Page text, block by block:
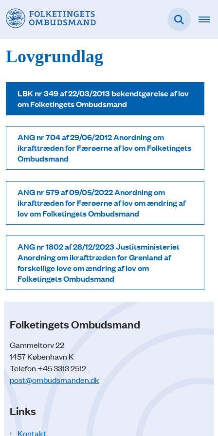
Lovgrundlag
LBK nr 349 af 22/03/2013 bekendtgørelse af lov
om Folketingets Ombudsmand
ANG nr 704 af 29/06/2012 Anordning om
ikrafttræden for Færøerne af lov om Folketingets
Ombudsmand
ANG nr 579 af 09/05/2022 Anordning om
ikrafttræden for Færøerne af lov om ændring af
lov om Folketingets Ombudsmand
ANG nr 1802 af 28/12/2023 Justitsministeriet
Anordning om ikrafttræden for Grønland af
forskellige love om ændring af lov om
Folketingets Ombudsmand
Folketingets Ombudsmand
Gammeltorv 22
1457 København K
Telefon +45 3313 2512
post@ombudsmanden.dk
Links
Kontakt